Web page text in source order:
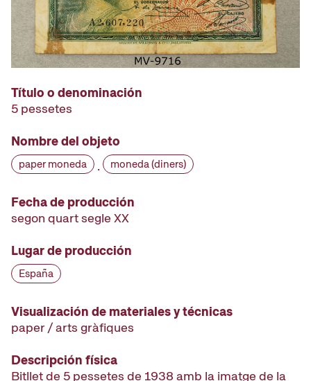
Título o denominación
5 pessetes
Nombre del objeto
paper moneda · moneda (diners)
Fecha de producción
segon quart segle XX
Lugar de producción
España
Visualización de materiales y técnicas
paper / arts gràfiques
Descripción física
Bitllet de 5 pessetes de 1938 amb la imatge de la